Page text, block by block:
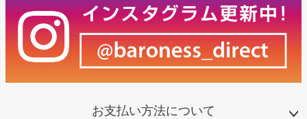
お支払い方法について